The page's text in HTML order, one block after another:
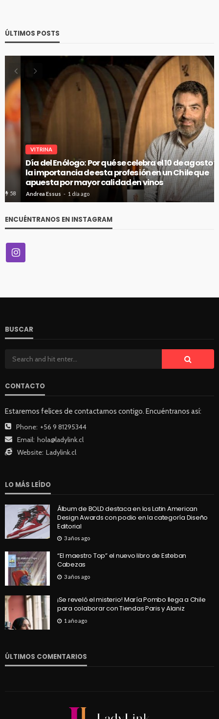
ÚLTIMOS POSTS
VITRINA
Día del Enólogo: Por qué se celebra el 10 de agosto y
la importancia de esta profesión en un Chile que
apuesta por mayor calidad en vinos
Andrea Essus 1 día ago
ENCUÉNTRANOS EN INSTAGRAM
BUSCAR
CONTACTO
Estaremos felices de contactarnos contigo. Encuéntranos así:
Phone: +56 9 81295344
Email: hola@ladylink.cl
Website: Ladylink.cl
LO MÁS LEÍDO
Álbum de BOLD destaca en los Latin American
Design Awards con podio en la categoría Diseño
Editorial
3 años ago
“El maestro Top” el nuevo libro de Esteban
Cabezas
3 años ago
¡Se reveló el misterio! María Pombo llega a Chile
para colaborar con Tiendas Paris y Alaniz
1 año ago
ÚLTIMOS COMENTARIOS